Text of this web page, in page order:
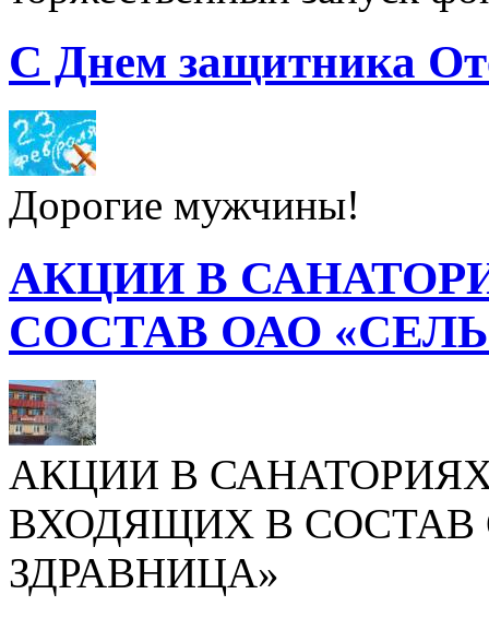
С Днем защитника
Дорогие мужчины!
АКЦИИ В
СОСТАВ ОАО
АКЦИИ В
ВХОДЯЩИХ В СОСТАВ
ЗДРАВНИЦА»